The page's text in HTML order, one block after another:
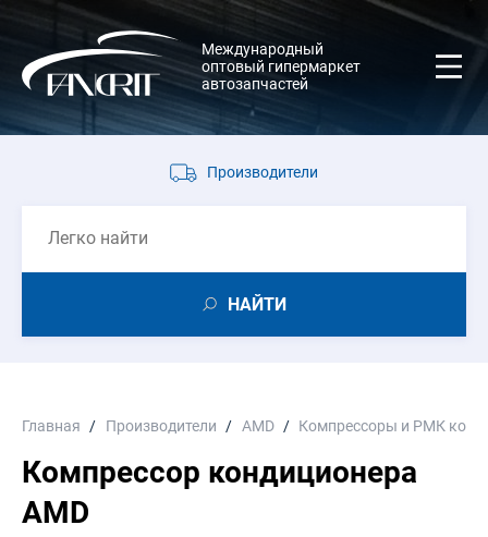
Международный
оптовый гипермаркет
автозапчастей
Производители
НАЙТИ
Главная Производители AMD Компрессоры и РМК
Компрессор кондиционера
AMD